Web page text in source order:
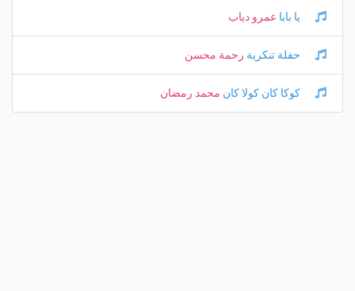
يا بابا عمرو دياب
حفلة تنكرية رحمة محسن
كوكا كان كولا كان محمد رمضان